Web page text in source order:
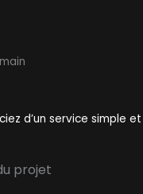
d’un service simple et
projet